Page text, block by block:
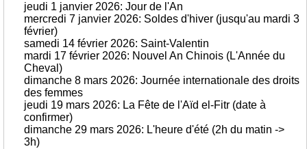
jeudi 1 janvier 2026: Jour de l'An
mercredi 7 janvier 2026: Soldes d'hiver (jusqu'au mardi 3
février)
samedi 14 février 2026: Saint-Valentin
mardi 17 février 2026: Nouvel An Chinois (L'Année du
Cheval)
dimanche 8 mars 2026: Journée internationale des droits
des femmes
jeudi 19 mars 2026: La Fête de l'Aïd el-Fitr (date à
confirmer)
dimanche 29 mars 2026: L'heure d'été (2h du matin ->
3h)